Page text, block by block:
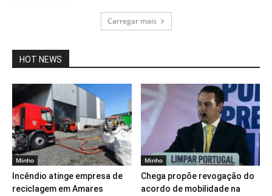
Carregar mais
HOT NEWS
Minho
Incêndio atinge empresa de
reciclagem em Amares
Minho
Chega propõe revogação do
acordo de mobilidade na